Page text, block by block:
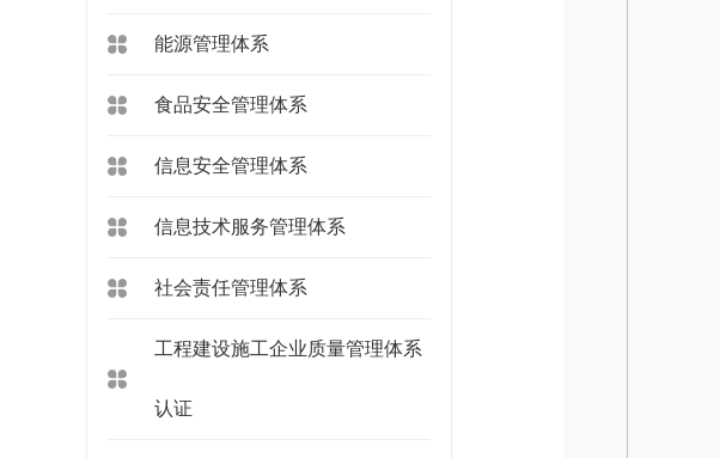
能源管理体系
食品安全管理体系
信息安全管理体系
信息技术服务管理体系
社会责任管理体系
工程建设施工企业质量管理体系
认证